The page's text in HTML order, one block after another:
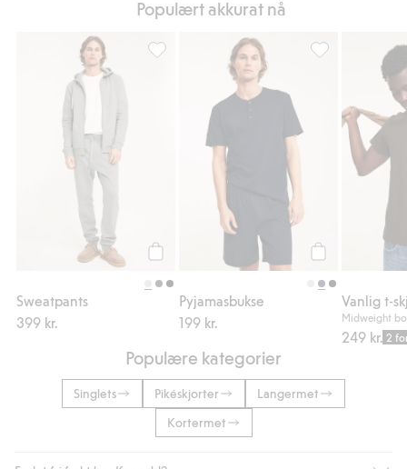
Populært akkurat nå
Sweatpants
399 kr.
Sweatpants, Legg til i favoriter
Pyjamasbukse
199 kr.
Vanlig t-
Midweight
249 kr. 2
Populære kategorier
Singlets Pikéskjorter
Langermet
Kortermet